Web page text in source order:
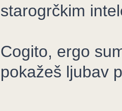
starogrčkim
Cogito, ergo
pokažeš ljubav